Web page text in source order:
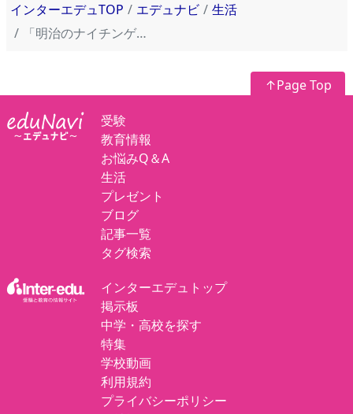
インターエデュTOP エデュナビ
生活
「明治のナイチンゲール」が教えてくれる頑張るヒントとは？
↑Page Top
受験
教育情報
お悩みQ＆A
生活
プレゼント
ブログ
記事一覧
タグ検索
インターエデュトップ
掲示板
中学・高校を探す
特集
学校動画
利用規約
プライバシーポリシー